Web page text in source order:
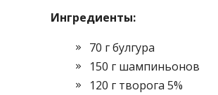
Ингредиенты:
70 г булгура
150 г шампиньонов
120 г творога 5%